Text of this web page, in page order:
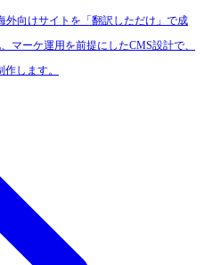
外向けサイトを「翻訳しただけ」で成
マーケ運用を前提にしたCMS設計で、
します。